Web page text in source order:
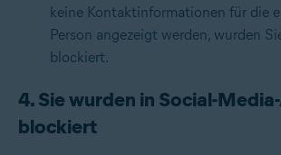
keine Kontaktinformationen für die
Person angezeigt werden, wurden
blockiert.
4. Sie wurden in Social-
blockiert